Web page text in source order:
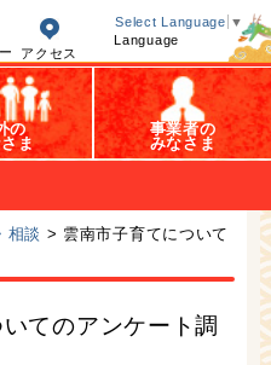
アクセス
Select Language ▼
Language
の
ま
事業者の
みなさま
相談 > 雲南市子育てについて
てのアンケート調